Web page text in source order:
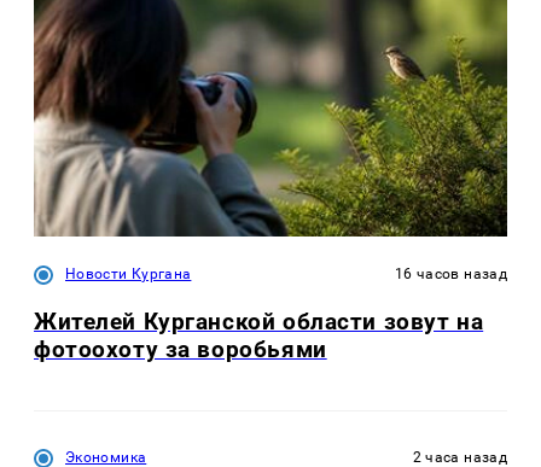
Новости Кургана 16 часов назад
Жителей Курганской области зовут на
фотоохоту за воробьями
Экономика 2 часа назад